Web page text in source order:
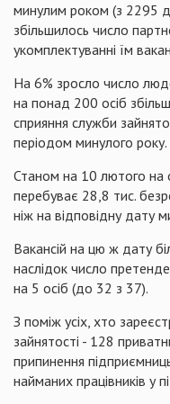
минулим роком (з 2295
збільшилось число
укомплектуванні їм
На 6% зросло число
на понад 200 осіб
сприяння служби
періодом минулого року.
Станом на 10 лютого на
перебуває 28,8 тис.
ніж на відповідну дату
Вакансій на цю ж дату
наслідок число
на 5 осіб (до 32 з 37).
З поміж усіх, хто
зайнятості - 128
припинення
найманих працівників у